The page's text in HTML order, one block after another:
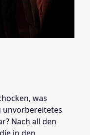
was
unvorbereitetes
Nach all den